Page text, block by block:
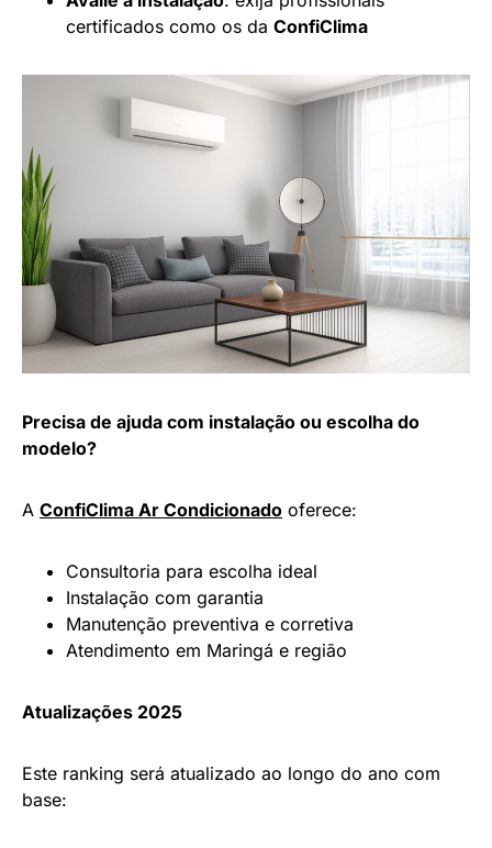
certificados como os da ConfiClima
Precisa de ajuda com instalação ou escolha do
modelo?
A ConfiClima Ar Condicionado oferece:
Consultoria para escolha ideal
Instalação com garantia
Manutenção preventiva e corretiva
Atendimento em Maringá e região
Atualizações 2025
Este ranking será atualizado ao longo do ano com
base: